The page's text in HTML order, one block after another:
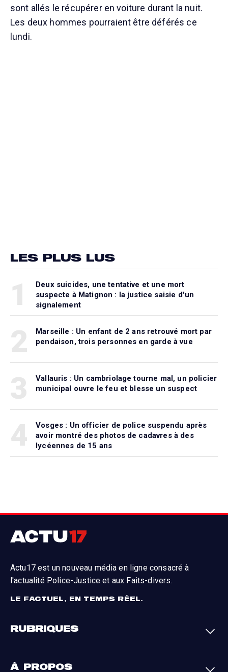
sont allés le récupérer en voiture durant la nuit.
Les deux hommes pourraient être déférés ce
lundi.
LES PLUS LUS
Deux suicides, une tentative et une mort
suspecte à Matignon : la justice saisie d'un
signalement
Marseille : Un enfant de 2 ans retrouvé mort par
pendaison, trois personnes en garde à vue
Vallauris : Un cambriolage tourne mal, un policier
municipal ouvre le feu et blesse un suspect
Vosges : Un officier de police suspendu après
avoir montré des photos de cadavres à des
lycéennes de 15 ans
Actu17 est un nouveau média en ligne consacré à
l'actualité Police-Justice et aux Faits-divers.
LE FACTUEL, EN TEMPS RÉEL.
RUBRIQUES
À PROPOS